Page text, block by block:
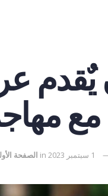
يٌقدم
مهاجم
1 سبتمبر 2023 in الصفحة